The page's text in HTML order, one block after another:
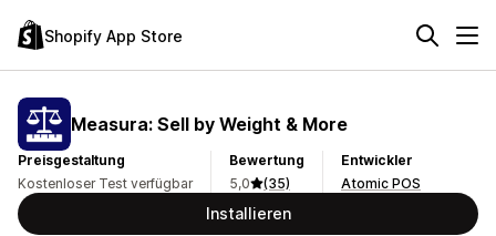
Shopify App Store
Measura: Sell by Weight & More
Preisgestaltung
Kostenloser Test verfügbar
Bewertung
5,0
(35)
Entwickler
Atomic POS
Installieren